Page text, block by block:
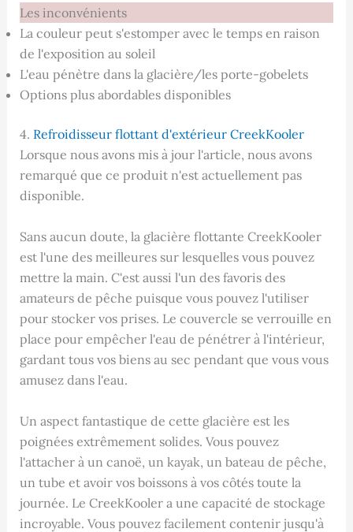
Les inconvénients
La couleur peut s'estomper avec le temps en raison
de l'exposition au soleil
L'eau pénètre dans la glacière/les porte-gobelets
Options plus abordables disponibles
4. Refroidisseur flottant d'extérieur CreekKooler
Lorsque nous avons mis à jour l'article, nous avons
remarqué que ce produit n'est actuellement pas
disponible.
Sans aucun doute, la glacière flottante CreekKooler
est l'une des meilleures sur lesquelles vous pouvez
mettre la main. C'est aussi l'un des favoris des
amateurs de pêche puisque vous pouvez l'utiliser
pour stocker vos prises. Le couvercle se verrouille en
place pour empêcher l'eau de pénétrer à l'intérieur,
gardant tous vos biens au sec pendant que vous vous
amusez dans l'eau.
Un aspect fantastique de cette glacière est les
poignées extrêmement solides. Vous pouvez
l'attacher à un canoë, un kayak, un bateau de pêche,
un tube et avoir vos boissons à vos côtés toute la
journée. Le CreekKooler a une capacité de stockage
incroyable. Vous pouvez facilement contenir jusqu'à